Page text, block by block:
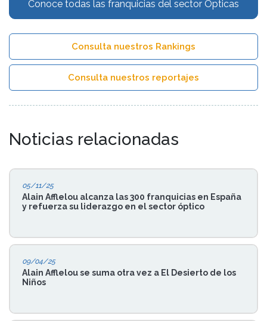
Conoce todas las franquicias del sector Ópticas
Consulta nuestros Rankings
Consulta nuestros reportajes
Noticias relacionadas
05/11/25
Alain Afflelou alcanza las 300 franquicias en España
y refuerza su liderazgo en el sector óptico
09/04/25
Alain Afflelou se suma otra vez a El Desierto de los
Niños